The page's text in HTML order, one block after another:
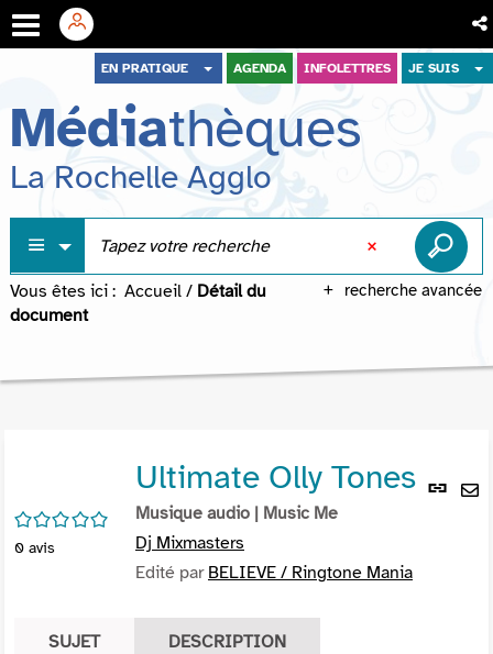
menu
contenu
recherche
EN PRATIQUE AGENDA INFOLETTRES JE SUIS
Médiathèques
La Rochelle Agglo
recherche avancée
Vous êtes ici : Accueil / Détail du
document
Lien
/5
0 avis
Ultimate Olly Tones
Musique audio | Music Me
Dj Mixmasters
Edité par BELIEVE / Ringtone Mania
SUJET DESCRIPTION